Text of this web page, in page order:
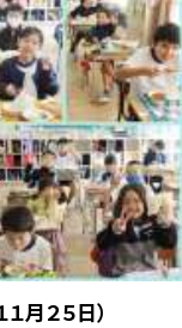
月２５日）